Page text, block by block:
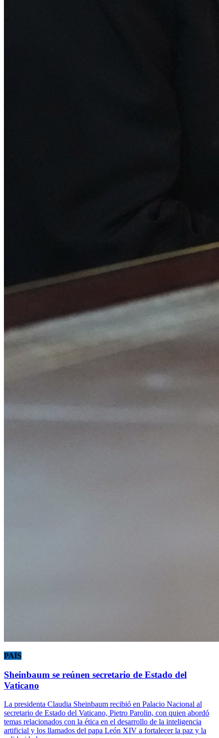
PAÍS
Sheinbaum se reúnen secretario de Estado del
Vaticano
La presidenta Claudia Sheinbaum recibió en Palacio Nacional al
secretario de Estado del Vaticano, Pietro Parolin, con quien abordó
temas relacionados con la ética en el desarrollo de la inteligencia
artificial y los llamados del papa León XIV a fortalecer la paz y la